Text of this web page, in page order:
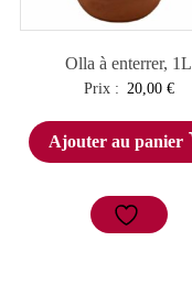
Olla à enterrer, 1L
Prix : 20,00 €
Ajouter au panier